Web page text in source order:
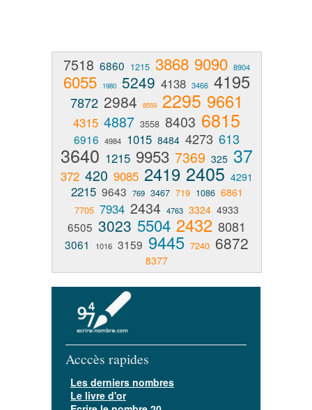
7518 6860 1215 3868 9090 8904
6055 1980 5249 4138 3466 4195
7872 2984 8559 2295 9661
4315 4887 3558 8403 6815
6916 4984 1015 8484 4273 613
3640 1215 9953 7369 325 37
372 420 9085 2419 2405 4291
2215 9643 769 3467 719 1086 6861
7705 7934 2434 4763 3324 4933
6505 3023 5504 2432 8081
3061 1016 3159 9445 7240 6872
8377
Acccès rapides
Les derniers nombres
Le livre d'or